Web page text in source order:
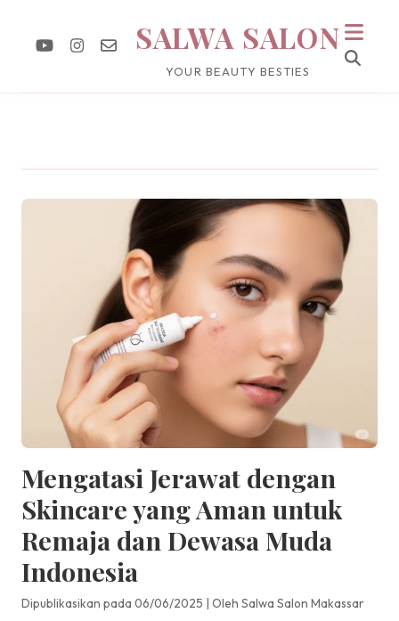
SALWA SALON
YOUR BEAUTY BESTIES
Mengatasi Jerawat dengan
Skincare yang Aman untuk
Remaja dan Dewasa Muda
Indonesia
Dipublikasikan pada 06/06/2025 | Oleh Salwa Salon Makassar